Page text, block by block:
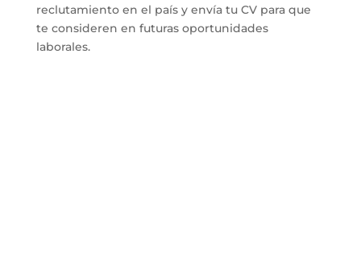
reclutamiento en el país y envía tu CV para que
te consideren en futuras oportunidades
laborales.